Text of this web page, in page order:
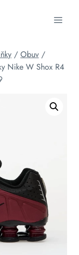
/ Obuv /
Nike W Shox R4